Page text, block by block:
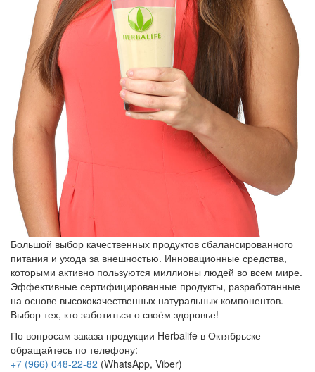
Большой выбор качественных продуктов сбалансированного
питания и ухода за внешностью. Инновационные средства,
которыми активно пользуются миллионы людей во всем мире.
Эффективные сертифицированные продукты, разработанные
на основе высококачественных натуральных компонентов.
Выбор тех, кто заботиться о своём здоровье!
По вопросам заказа продукции Herbalife в Октябрьске
обращайтесь по телефону:
+7 (966) 048-22-82 (WhatsApp, Viber)